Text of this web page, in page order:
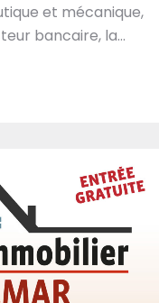
et mécanique,
bancaire, la…